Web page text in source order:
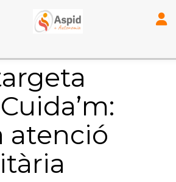
atenció